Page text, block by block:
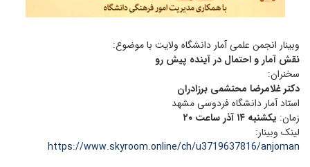
وبینار انجمن علمی آمار دانشگاه ولایت با موضوع:
نقش آمار و احتمال در آینده پیش رو
سخنران:
دکتر غلامرضا محتشمی برزادران
استاد آمار دانشگاه فردوسی مشهد
زمان: یکشنبه ۱۴ آذر ساعت ۲۰
لینک وبینار:
https://www.skyroom.online/ch/u3719637816/anjoman